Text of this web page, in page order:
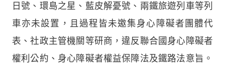
日號、環島之星、藍皮解憂號、兩鐵旅遊列車等列
車亦未設置，且過程皆未邀集身心障礙者團體代
表、社政主管機關等研商，違反聯合國身心障礙者
權利公約、身心障礙者權益保障法及鐵路法意旨。